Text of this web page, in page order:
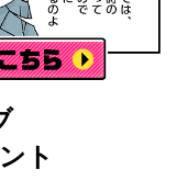
ト